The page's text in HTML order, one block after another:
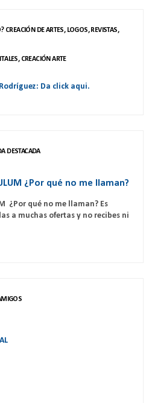
CREACIÓN DE ARTES, LOGOS, REVISTAS,
CREACIÓN ARTE
Da click aqui.
DESTACADA
¿Por qué no me llaman?
¿Por qué no me llaman? Es
a muchas ofertas y no recibes ni